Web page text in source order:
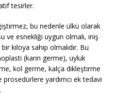
tesirler.
bu nedenle ülkü olarak
ve esnekliği uygun olmalı, iniş
bir kiloya sahip olmalıdır. Bu
(karın germe), uyluk
kol germe, kalça dikleştirme
yardımcı ek tedavi